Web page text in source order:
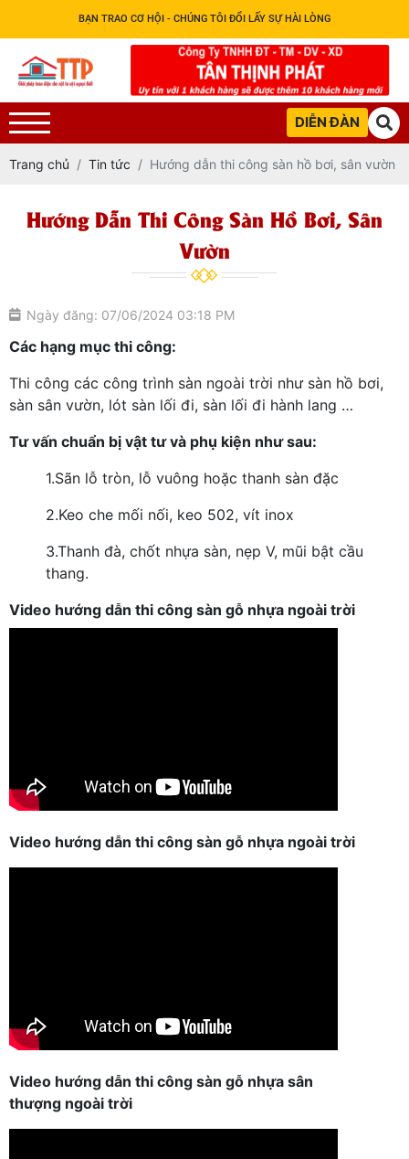
BẠN TRAO CƠ HỘI - CHÚNG TÔI ĐỔI LẤY SỰ HÀI LÒNG
DIỄN ĐÀN
Trang chủ Tin tức Hướng dẫn thi công sàn hồ bơi, sân vườn
Hướng Dẫn Thi Công Sàn Hồ Bơi, Sân
Vườn
Ngày đăng: 07/06/2024 03:18 PM
Các hạng mục thi công:
Thi công các công trình sàn ngoài trời như sàn hồ bơi,
sàn sân vườn, lót sàn lối đi, sàn lối đi hành lang …
Tư vấn chuẩn bị vật tư và phụ kiện như sau:
1.Sãn lỗ tròn, lỗ vuông hoặc thanh sàn đặc
2.Keo che mối nối, keo 502, vít inox
3.Thanh đà, chốt nhựa sàn, nẹp V, mũi bật cầu
thang.
Video hướng dẫn thi công sàn gỗ nhựa ngoài trời
Video hướng dẫn thi công sàn gỗ nhựa ngoài trời
Video hướng dẫn thi công sàn gỗ nhựa sân
thượng ngoài trời